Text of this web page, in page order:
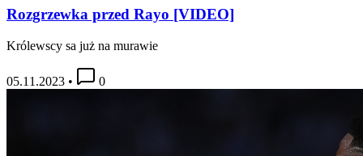
Rozgrzewka przed Rayo [VIDEO]
Królewscy sa już na murawie
05.11.2023 • 0